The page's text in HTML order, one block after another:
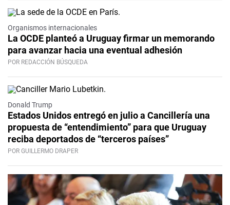
Organismos internacionales
La OCDE planteó a Uruguay firmar un memorando
para avanzar hacia una eventual adhesión
POR REDACCIÓN BÚSQUEDA
Donald Trump
Estados Unidos entregó en julio a Cancillería una
propuesta de “entendimiento” para que Uruguay
reciba deportados de “terceros países”
POR GUILLERMO DRAPER